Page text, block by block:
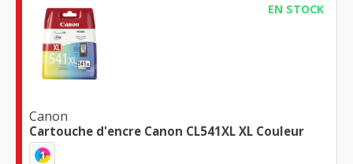
EN STOCK
Canon
Cartouche d'encre Canon CL541XL XL Couleur
1